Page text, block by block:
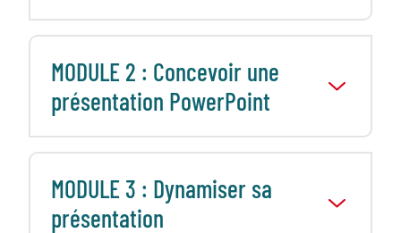
MODULE 2 : Concevoir une
présentation PowerPoint
MODULE 3 : Dynamiser sa
présentation